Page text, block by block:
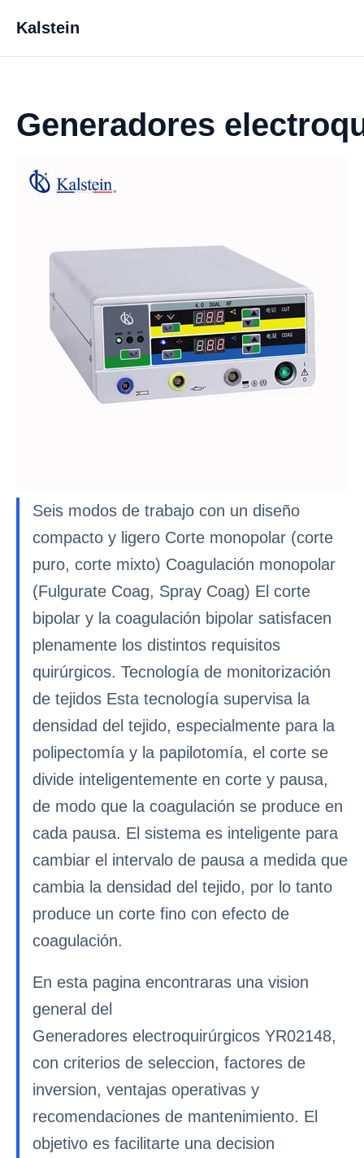
Kalstein
Generadores
Seis modos de trabajo con un diseño
compacto y ligero Corte monopolar (corte
puro, corte mixto) Coagulación monopolar
(Fulgurate Coag, Spray Coag) El corte
bipolar y la coagulación bipolar satisfacen
plenamente los distintos requisitos
quirúrgicos. Tecnología de monitorización
de tejidos Esta tecnología supervisa la
densidad del tejido, especialmente para la
polipectomía y la papilotomía, el corte se
divide inteligentemente en corte y pausa,
de modo que la coagulación se produce en
cada pausa. El sistema es inteligente para
cambiar el intervalo de pausa a medida que
cambia la densidad del tejido, por lo tanto
produce un corte fino con efecto de
coagulación.
En esta pagina encontraras una vision
general del
Generadores electroquirúrgicos YR02148,
con criterios de seleccion, factores de
inversion, ventajas operativas y
recomendaciones de mantenimiento. El
objetivo es facilitarte una decision